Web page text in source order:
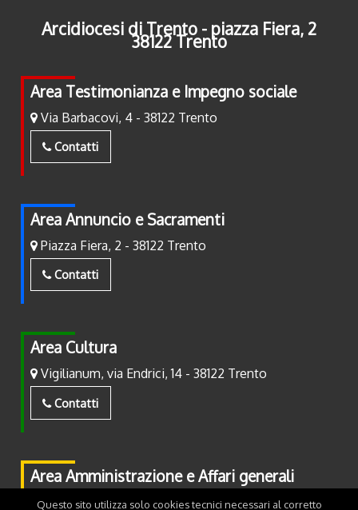
Arcidiocesi di Trento - piazza Fiera, 2
38122 Trento
Area Testimonianza e Impegno sociale
Via Barbacovi, 4 - 38122 Trento
Contatti
Area Annuncio e Sacramenti
Piazza Fiera, 2 - 38122 Trento
Contatti
Area Cultura
Vigilianum, via Endrici, 14 - 38122 Trento
Contatti
Area Amministrazione e Affari generali
Piazza Fiera, 2 - 38122 Trento
Questo sito utilizza solo cookies tecnici necessari al corretto